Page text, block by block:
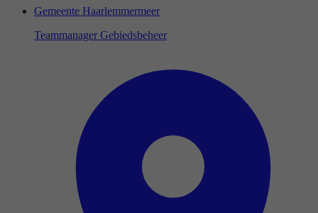
Gemeente Haarlemmermeer
Teammanager Gebiedsbeheer